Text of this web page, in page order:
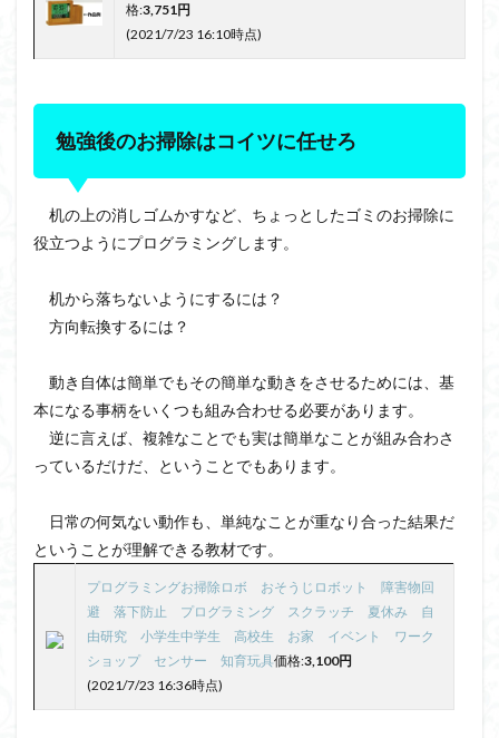
格:3,751円
(2021/7/23 16:10時点)
勉強後のお掃除はコイツに任せろ
机の上の消しゴムかすなど、ちょっとしたゴミのお掃除に
役立つようにプログラミングします。
机から落ちないようにするには？
方向転換するには？
動き自体は簡単でもその簡単な動きをさせるためには、基
本になる事柄をいくつも組み合わせる必要があります。
逆に言えば、複雑なことでも実は簡単なことが組み合わさ
っているだけだ、ということでもあります。
日常の何気ない動作も、単純なことが重なり合った結果だ
ということが理解できる教材です。
プログラミングお掃除ロボ おそうじロボット 障害物回
避 落下防止 プログラミング スクラッチ 夏休み 自
由研究 小学生中学生 高校生 お家 イベント ワーク
ショップ センサー 知育玩具価格:3,100円
(2021/7/23 16:36時点)